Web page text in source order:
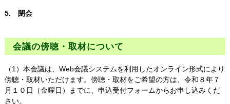
5. 閉会
会議の傍聴・取材について
（1）本会議は、Web会議システムを利用したオンライン形式により
傍聴・取材いただけます。傍聴・取材をご希望の方は、令和８年７
月１０日（金曜日）までに、申込受付フォームからお申し込みくだ
さい。